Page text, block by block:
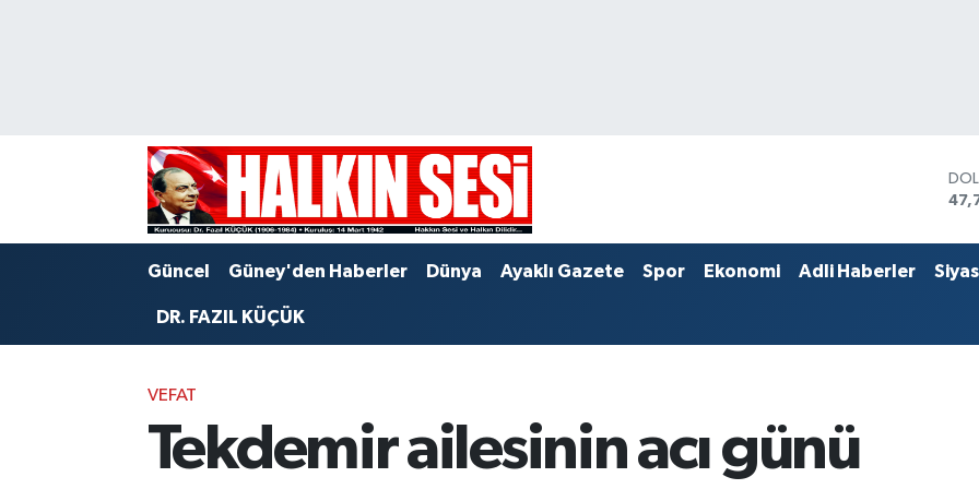
Güncel Güney'den Haberler Dünya Ayaklı Gazete Spor Ekonomi Adli Haberler
DR. FAZIL KÜÇÜK
VEFAT
Tekdemir ailesinin acı günü
Trafik Durumu
Puan Durumu ve Fikstür